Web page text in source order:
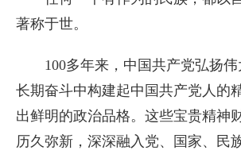
著称于世。
100多年来，中国共产党弘扬
长期奋斗中构建起中国共产党人的
出鲜明的政治品格。这些宝贵精神
历久弥新，深深融入党、国家、民